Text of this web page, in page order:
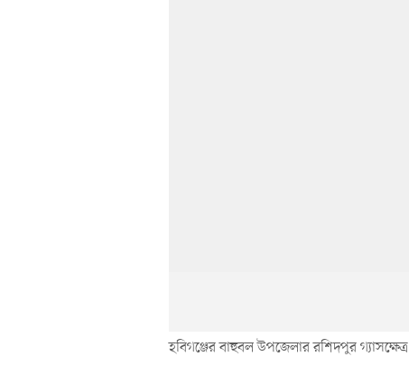
হবিগঞ্জের বাহুবল উপজেলার র‌শিদপুর গ্যাসক্ষেত্র